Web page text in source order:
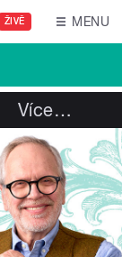
ŽIVĚ MENU
Více…